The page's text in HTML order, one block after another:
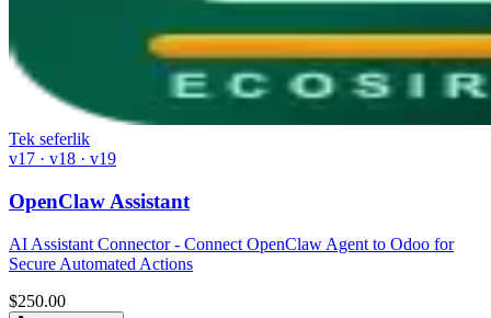
Tek seferlik
v17 · v18 · v19
OpenClaw Assistant
AI Assistant Connector - Connect OpenClaw Agent to Odoo for
Secure Automated Actions
$250.00